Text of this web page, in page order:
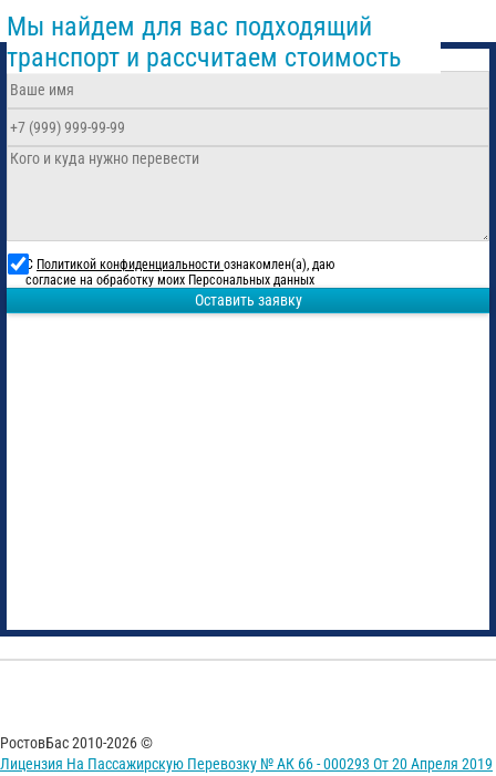
Мы найдем для вас подходящий
транспорт и рассчитаем стоимость
С Политикой конфиденциальности ознакомлен(а), даю
согласие на обработку моих Персональных данных
Оставить заявку
РостовБас 2010-2026 ©
Лицензия На Пассажирскую Перевозку № АК 66 - 000293 От 20 Апреля 2019